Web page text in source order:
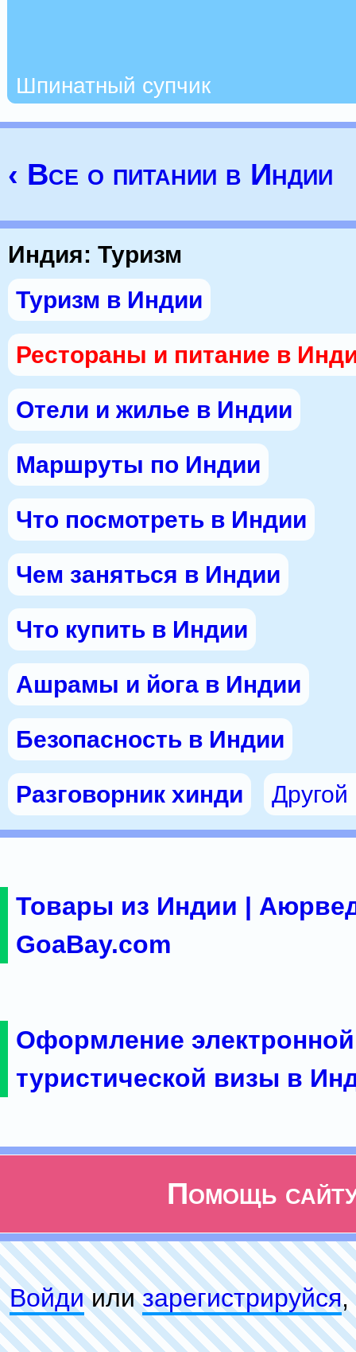
Шпинатный супчик
‹ Все о питании в Индии
Индия: Туризм
Туризм в Индии
Рестораны и питание в
Отели и жилье в Индии
Маршруты по Индии
Что посмотреть в Индии
Чем заняться в Индии
Что купить в Индии
Ашрамы и йога в Индии
Безопасность в Индии
Разговорник хинди Другой
Товары из Индии |
GoaBay.com
Оформление электронной
туристической визы в
Помощь
Войдиилизарeгиcтpируйся,